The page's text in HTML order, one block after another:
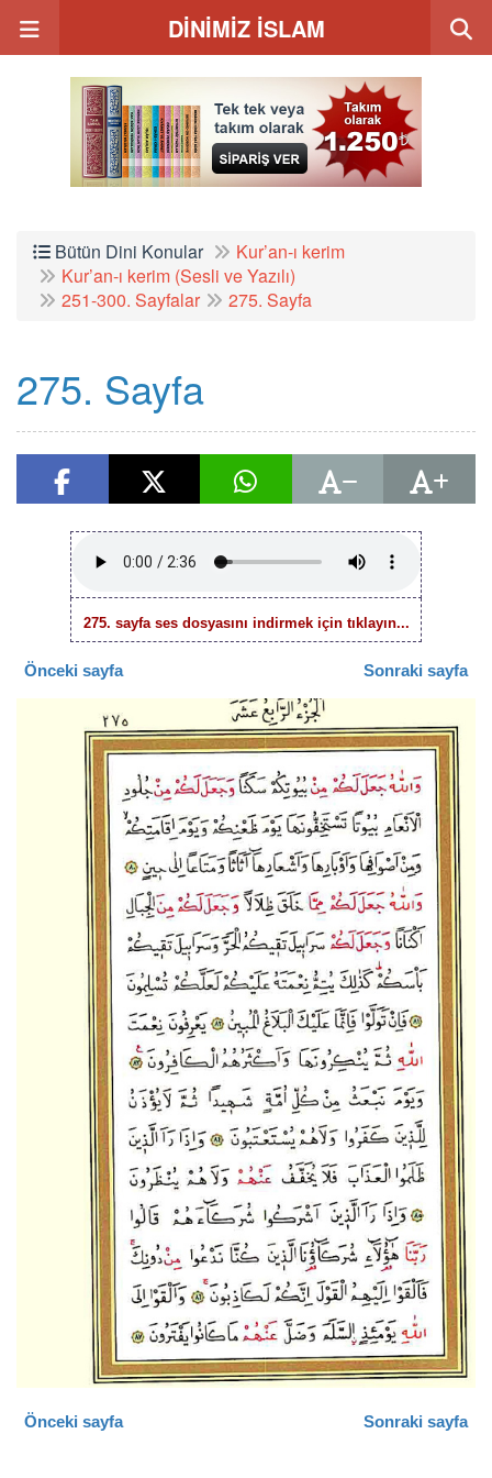
DİNİMİZ İSLAM
Bütün Dini Konular
Kur’an-ı kerim
Kur’an-ı kerim (Sesli ve Yazılı)
251-300. Sayfalar
275. Sayfa
275. Sayfa
275. sayfa ses dosyasını indirmek için tıklayın...
Önceki sayfa Sonraki sayfa
Önceki sayfa Sonraki sayfa